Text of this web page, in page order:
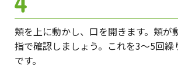
頬を上に動かし、口を開きます。頬が
指で確認しましょう。これを3～5回繰
です。